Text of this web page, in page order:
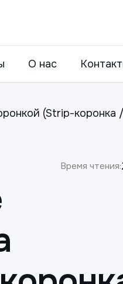
О нас
(Strip-
Время чтения: